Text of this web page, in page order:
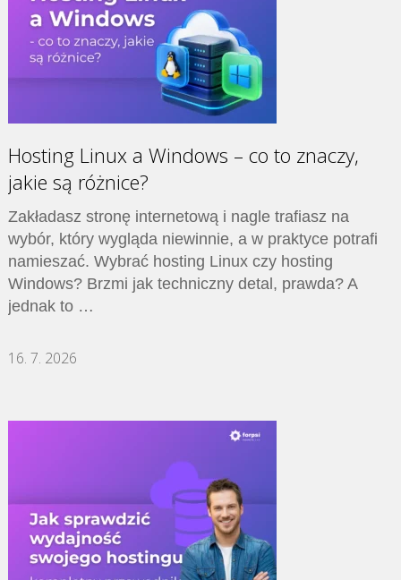
Hosting Linux a Windows – co to znaczy,
jakie są różnice?
Zakładasz stronę internetową i nagle trafiasz na
wybór, który wygląda niewinnie, a w praktyce potrafi
namieszać. Wybrać hosting Linux czy hosting
Windows? Brzmi jak techniczny detal, prawda? A
jednak to …
16. 7. 2026